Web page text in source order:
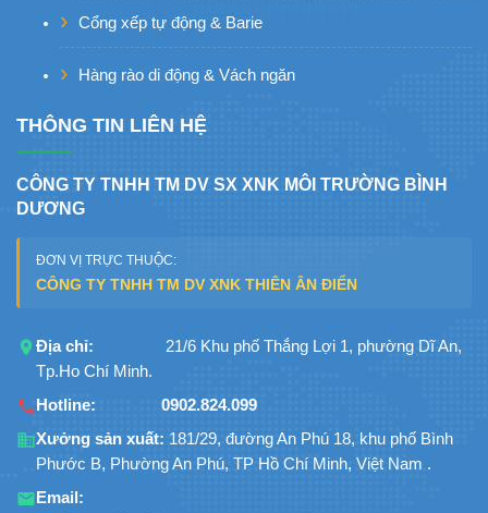
Cổng xếp tự động & Barie
Hàng rào di động & Vách ngăn
THÔNG TIN LIÊN HỆ
CÔNG TY TNHH TM DV SX XNK MÔI TRƯỜNG BÌNH
DƯƠNG
ĐƠN VỊ TRỰC THUỘC:
CÔNG TY TNHH TM DV XNK THIÊN ÂN ĐIỂN
Địa chỉ:
21/6 Khu phố Thắng Lợi 1, phường Dĩ An,
Tp.Ho Chí Minh.
Hotline:
0902.824.099
Xưởng sản xuất: 181/29, đường An Phú 18, khu phố Bình
Phước B, Phường An Phú, TP Hồ Chí Minh, Việt Nam .
Email: